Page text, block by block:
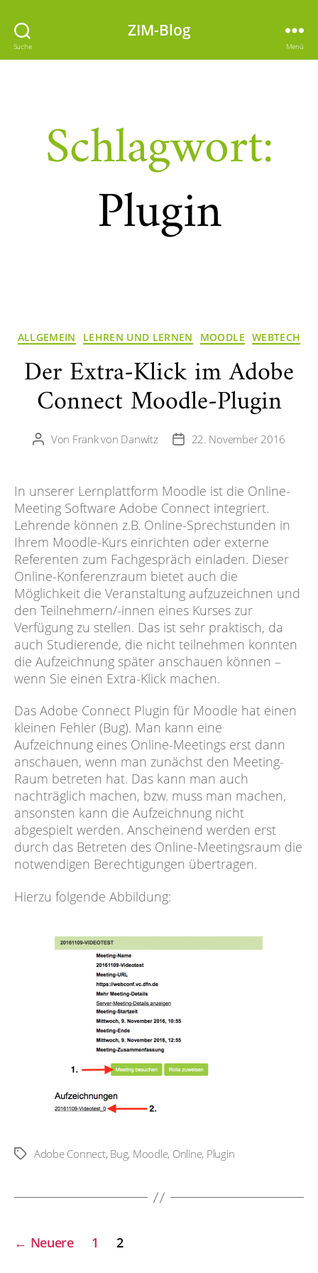
Suche
ZIM-Blog
Menü
Schlagwort:
Plugin
Kategorien
ALLGEMEIN LEHREN UND LERNEN MOODLE WEBTECH
Der Extra-Klick im Adobe
Connect Moodle-Plugin
Beitragsautor
Von Frank von Danwitz Veröffentlichungsdatum
22. November 2016
In unserer Lernplattform Moodle ist die Online-
Meeting Software Adobe Connect integriert.
Lehrende können z.B. Online-Sprechstunden in
Ihrem Moodle-Kurs einrichten oder externe
Referenten zum Fachgespräch einladen. Dieser
Online-Konferenzraum bietet auch die
Möglichkeit die Veranstaltung aufzuzeichnen und
den Teilnehmern/-innen eines Kurses zur
Verfügung zu stellen. Das ist sehr praktisch, da
auch Studierende, die nicht teilnehmen konnten
die Aufzeichnung später anschauen können –
wenn Sie einen Extra-Klick machen.
Das Adobe Connect Plugin für Moodle hat einen
kleinen Fehler (Bug). Man kann eine
Aufzeichnung eines Online-Meetings erst dann
anschauen, wenn man zunächst den Meeting-
Raum betreten hat. Das kann man auch
nachträglich machen, bzw. muss man machen,
ansonsten kann die Aufzeichnung nicht
abgespielt werden. Anscheinend werden erst
durch das Betreten des Online-Meetingsraum die
notwendigen Berechtigungen übertragen.
Hierzu folgende Abbildung:
Schlagwörter
Adobe Connect, Bug, Moodle, Online, Plugin
Seitennummerierung
← Neuere 1 2